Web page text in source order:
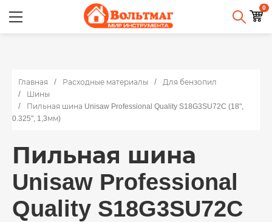
0
Главная Расходные материалы
Для бензопил
Шины
Пильная шина Unisaw Professional Quality S18G3SU72C (18",
0.325", 1,3мм)
Пильная шина
Unisaw Professional
Quality S18G3SU72C